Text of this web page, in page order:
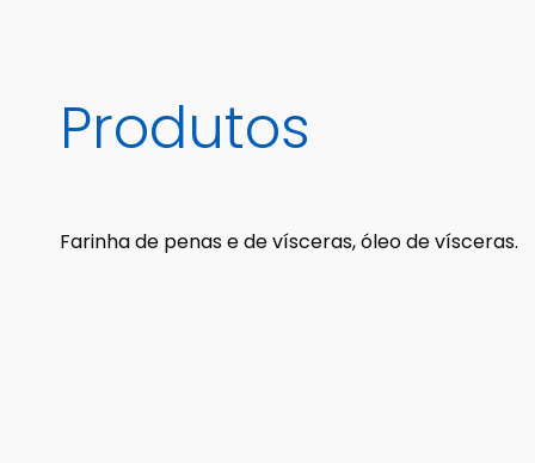
Produtos
Farinha de penas e de vísceras, óleo de vísceras.